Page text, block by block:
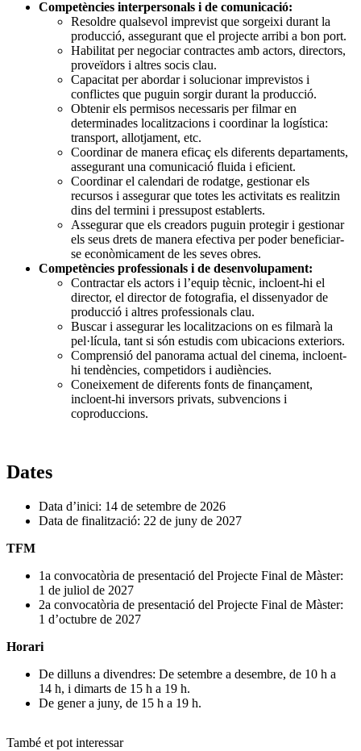
Competències interpersonals i de comunicació:
Resoldre qualsevol imprevist que sorgeixi durant la
producció, assegurant que el projecte arribi a bon port.
Habilitat per negociar contractes amb actors, directors,
proveïdors i altres socis clau.
Capacitat per abordar i solucionar imprevistos i
conflictes que puguin sorgir durant la producció.
Obtenir els permisos necessaris per filmar en
determinades localitzacions i coordinar la logística:
transport, allotjament, etc.
Coordinar de manera eficaç els diferents departaments,
assegurant una comunicació fluida i eficient.
Coordinar el calendari de rodatge, gestionar els
recursos i assegurar que totes les activitats es realitzin
dins del termini i pressupost establerts.
Assegurar que els creadors puguin protegir i gestionar
els seus drets de manera efectiva per poder beneficiar-
se econòmicament de les seves obres.
Competències professionals i de desenvolupament:
Contractar els actors i l’equip tècnic, incloent-hi el
director, el director de fotografia, el dissenyador de
producció i altres professionals clau.
Buscar i assegurar les localitzacions on es filmarà la
pel·lícula, tant si són estudis com ubicacions exteriors.
Comprensió del panorama actual del cinema, incloent-
hi tendències, competidors i audiències.
Coneixement de diferents fonts de finançament,
incloent-hi inversors privats, subvencions i
coproduccions.
Dates
Data d’inici: 14 de setembre de 2026
Data de finalització: 22 de juny de 2027
TFM
1a convocatòria de presentació del Projecte Final de Màster:
1 de juliol de 2027
2a convocatòria de presentació del Projecte Final de Màster:
1 d’octubre de 2027
Horari
De dilluns a divendres: De setembre a desembre, de 10 h a
14 h, i dimarts de 15 h a 19 h.
De gener a juny, de 15 h a 19 h.
També et pot interessar